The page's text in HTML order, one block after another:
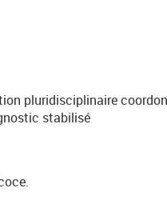
pluridisciplinaire
stabilisé